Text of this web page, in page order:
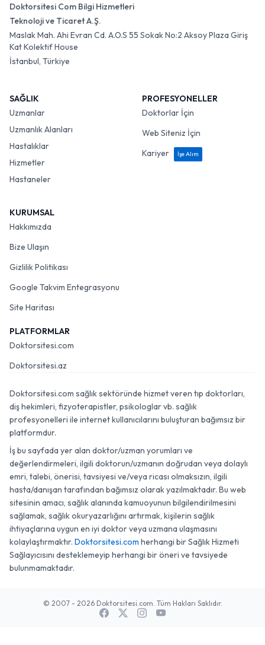
Doktorsitesi Com Bilgi Hizmetleri
Teknoloji ve Ticaret A.Ş.
Maslak Mah. Ahi Evran Cd. A.O.S 55 Sokak No:2 Aksoy Plaza Giriş
Kat Kolektif House
İstanbul, Türkiye
SAĞLIK
Uzmanlar
Uzmanlık Alanları
Hastalıklar
Hizmetler
Hastaneler
PROFESYONELLER
Doktorlar İçin
Web Siteniz İçin
Kariyer
İşe Alım
KURUMSAL
Hakkımızda
Bize Ulaşın
Gizlilik Politikası
Google Takvim Entegrasyonu
Site Haritası
PLATFORMLAR
Doktorsitesi.com
Doktorsitesi.az
Doktorsitesi.com sağlık sektöründe hizmet veren tıp doktorları,
diş hekimleri, fizyoterapistler, psikologlar vb. sağlık
profesyonelleri ile internet kullanıcılarını buluşturan bağımsız bir
platformdur.
İş bu sayfada yer alan doktor/uzman yorumları ve
değerlendirmeleri, ilgili doktorun/uzmanın doğrudan veya dolaylı
emri, talebi, önerisi, tavsiyesi ve/veya ricası olmaksızın, ilgili
hasta/danışan tarafından bağımsız olarak yazılmaktadır. Bu web
sitesinin amacı, sağlık alanında kamuoyunun bilgilendirilmesini
sağlamak, sağlık okuryazarlığını artırmak, kişilerin sağlık
ihtiyaçlarına uygun en iyi doktor veya uzmana ulaşmasını
kolaylaştırmaktır. Doktorsitesi.com herhangi bir Sağlık Hizmeti
Sağlayıcısını desteklemeyip herhangi bir öneri ve tavsiyede
bulunmamaktadır.
© 2007 - 2026 Doktorsitesi.com. Tüm Hakları Saklıdır.